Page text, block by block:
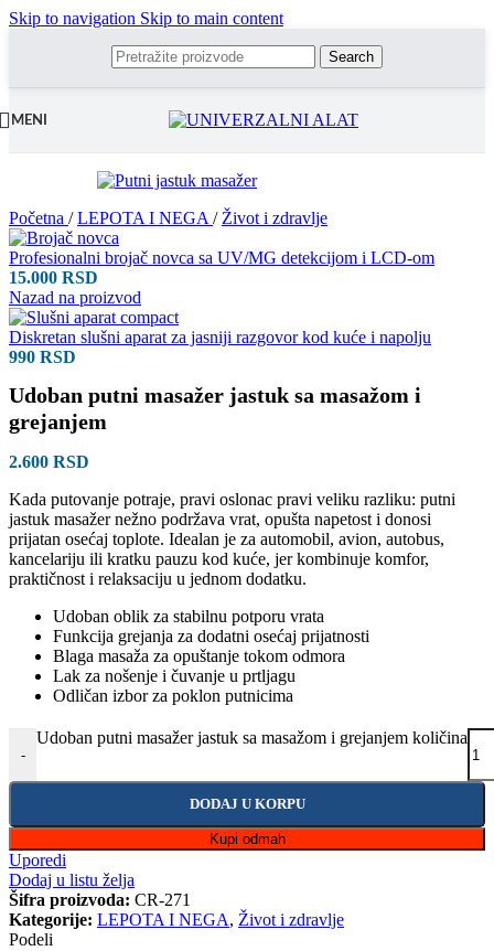
Skip to navigation Skip to main content
Search
MENI
Početna / LEPOTA I NEGA / Život i zdravlje
Profesionalni brojač novca sa UV/MG detekcijom i LCD-om
15.000 RSD
Nazad na proizvod
Diskretan slušni aparat za jasniji razgovor kod kuće i napolju
990 RSD
Udoban putni masažer jastuk sa masažom i
grejanjem
2.600 RSD
Kada putovanje potraje, pravi oslonac pravi veliku razliku: putni
jastuk masažer nežno podržava vrat, opušta napetost i donosi
prijatan osećaj toplote. Idealan je za automobil, avion, autobus,
kancelariju ili kratku pauzu kod kuće, jer kombinuje komfor,
praktičnost i relaksaciju u jednom dodatku.
Udoban oblik za stabilnu potporu vrata
Funkcija grejanja za dodatni osećaj prijatnosti
Blaga masaža za opuštanje tokom odmora
Lak za nošenje i čuvanje u prtljagu
Odličan izbor za poklon putnicima
-
Udoban putni masažer jastuk sa masažom i grejanjem količina
DODAJ U KORPU
Kupi odmah
Uporedi
Dodaj u listu želja
Šifra proizvoda: CR-271
Kategorije: LEPOTA I NEGA, Život i zdravlje
Podeli